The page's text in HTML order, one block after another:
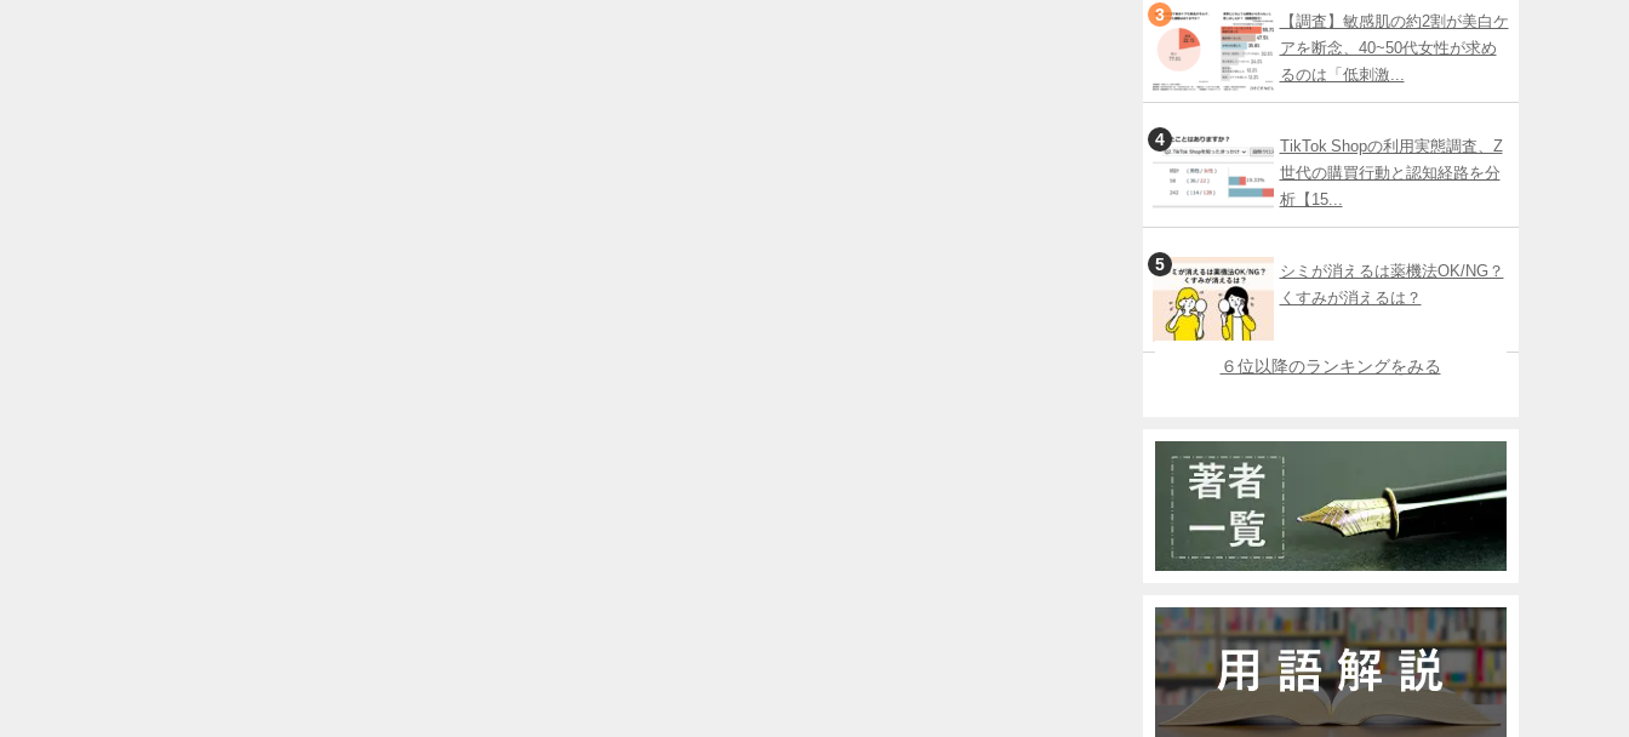
【調査】敏感肌の約2割が美白ケ
アを断念、40~50代女性が求め
るのは「低刺激...
TikTok Shopの利用実態調査、Z
世代の購買行動と認知経路を分
析【15...
シミが消えるは薬機法OK/NG？
くすみが消えるは？
６位以降のランキングをみる